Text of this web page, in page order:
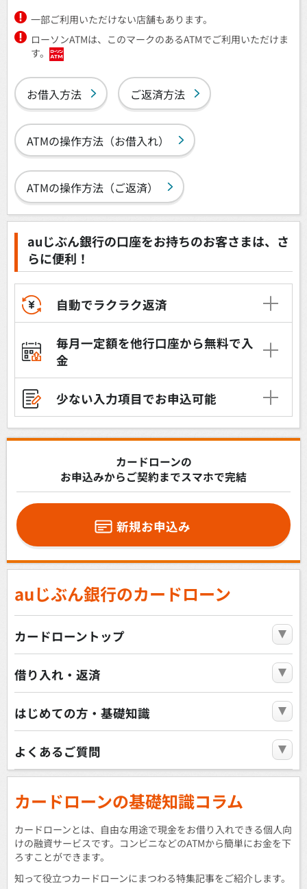
一部ご利用いただけない店舗もあります。
ローソンATMは、このマークのあるATMでご利用いただけま
す。
お借入方法 ご返済方法
ATMの操作方法（お借入れ）
ATMの操作方法（ご返済）
auじぶん銀行の口座をお持ちのお客さまは、さ
らに便利！
自動でラクラク返済
毎月一定額を他行口座から無料で入
金
少ない入力項目でお申込可能
カードローンの
お申込みからご契約までスマホで完結
新規お申込み
auじぶん銀行のカードローン
カードローントップ
借り入れ・返済
はじめての方・基礎知識
よくあるご質問
カードローンの基礎知識コラム
カードローンとは、自由な用途で現金をお借り入れできる個人向
けの融資サービスです。コンビニなどのATMから簡単にお金を下
ろすことができます。
知って役立つカードローンにまつわる特集記事をご紹介します。